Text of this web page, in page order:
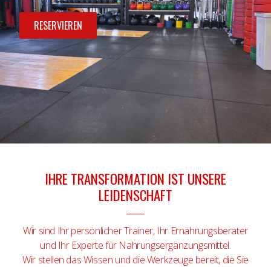
RESERVIEREN
IHRE TRANSFORMATION IST UNSERE
LEIDENSCHAFT
Wir sind Ihr persönlicher Trainer, Ihr Ernährungsberater
und Ihr Experte für Nahrungsergänzungsmittel.
Wir stellen das Wissen und die Werkzeuge bereit, die Sie